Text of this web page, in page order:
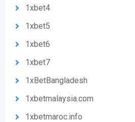
1xbet4
1xbet5
1xbet6
1xbet7
1xBetBangladesh
1xbetmalaysia.com
1xbetmaroc.info